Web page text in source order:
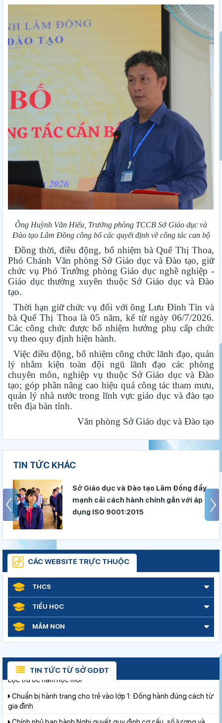
Ông Huỳnh Văn Hiếu, Trưởng phòng TCCB Sở Giáo dục và
Đào tạo Lâm Đồng công bố các quyết định về công tác can bộ
Đồng thời, điều động, bổ nhiệm bà Quế Thị Thoa,
Phó Chánh Văn phòng Sở Giáo dục và Đào tạo, giữ
chức vụ Phó Trưởng phòng Giáo dục nghề nghiệp -
Giáo dục thường xuyên thuộc Sở Giáo dục và Đào
tạo.
Thời hạn giữ chức vụ đối với ông Lưu Đình Tín và
bà Quế Thị Thoa là 05 năm, kể từ ngày 06/7/2026.
Các công chức được bổ nhiệm hưởng phụ cấp chức
vụ theo quy định hiện hành.
Việc điều động, bổ nhiệm công chức lãnh đạo, quản
lý nhằm kiện toàn đội ngũ lãnh đạo các phòng
chuyên môn, nghiệp vụ thuộc Sở Giáo dục và Đào
tạo; góp phần nâng cao hiệu quả công tác tham mưu,
quản lý nhà nước trong lĩnh vực giáo dục và đào tạo
trên địa bàn tỉnh.
Văn phòng Sở Giáo dục và Đào tạo
TIN TỨC KHÁC
đẩy
áp
Đánh giá tình hình triển khai sắp
tổ chức cơ sở giáo dục công lập
các địa phương
CÁC WEBSITE TRỰC THUỘC
THCS
TIỂU HỌC
MẦM NON
TIN TỨC TỪ SỞ GDĐT
Phó Chủ tịch UBND tỉnh Lâm Đồng Nguyễn Minh kiểm tra tiến
độ Dự án Trường TH&THCS Xuân Hương
Lâm Đồng chủ động ứng phó nguy cơ thiếu nước do El Nino
năm học 2026–2027
công lập tại các địa phương
Sáng đèn công trường để kịp năm học mới
Khởi đầu định hướng nghề nghiệp
Lộc trước năm học mới
Chuẩn bị hành trang cho trẻ vào lớp 1: Đồng hành đúng cách từ
Chính phủ ban hành Nghị quyết quy định cơ cấu, số lượng và